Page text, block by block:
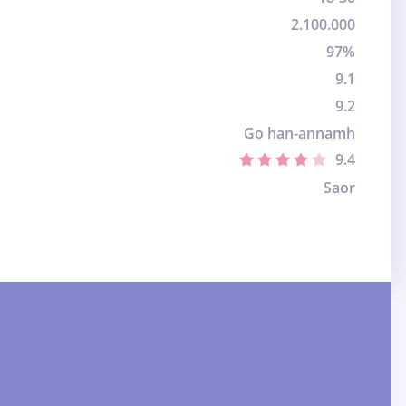
2.100.000
97%
9.1
9.2
Go han-annamh
9.4
Saor